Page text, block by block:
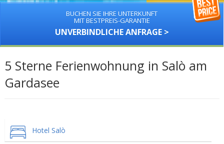
BUCHEN SIE IHRE UNTERKUNFT
MIT BESTPREIS-GARANTIE
UNVERBINDLICHE ANFRAGE >
5 Sterne Ferienwohnung in Salò am
Gardasee
Hotel Salò